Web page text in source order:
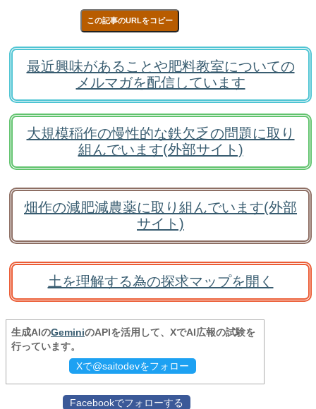
この記事のURLをコピー
最近興味があることや肥料教室についての
メルマガを配信しています
大規模稲作の慢性的な鉄欠乏の問題に取り
組んでいます(外部サイト)
畑作の減肥減農薬に取り組んでいます(外部
サイト)
土を理解する為の探求マップを開く
生成AIのGeminiのAPIを活用して、XでAI広報の試験を
行っています。
Xで@saitodevをフォロー
Facebookでフォローする